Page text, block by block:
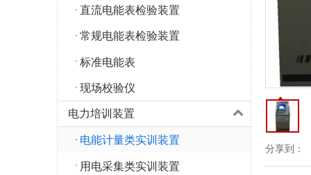
直流电能表检验装置
常规电能表检验装置
标准电能表
现场校验仪
电力培训装置
电能计量类实训装置
用电采集类实训装置
分享到：